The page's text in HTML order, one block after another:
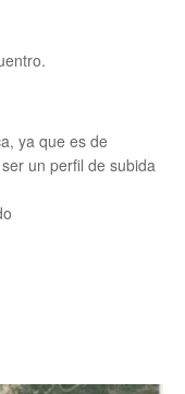
ya que es de
un perfil de subida